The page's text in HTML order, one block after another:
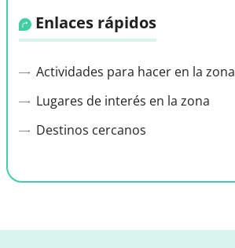
Enlaces rápidos
Actividades para hacer en la zona
Lugares de interés en la zona
Destinos cercanos